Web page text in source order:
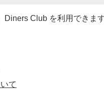
Club を利用できます
て